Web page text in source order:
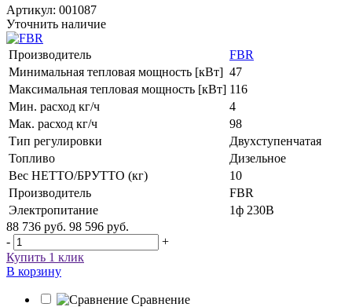
Артикул: 001087
Уточнить наличие
Производитель
FBR
Минимальная тепловая мощность [кВт] 47
Максимальная тепловая мощность [кВт] 116
Мин. расход кг/ч
4
Мак. расход кг/ч
98
Тип регулировки
Двухступенчатая
Топливо
Дизельное
Вес НЕТТО/БРУТТО (кг)
10
Производитель
FBR
Электропитание
1ф 230В
88 736 руб. 98 596 руб.
-
+
Купить 1 клик
В корзину
Сравнение